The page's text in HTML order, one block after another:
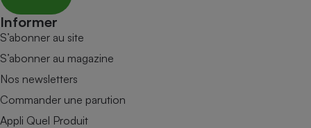
Informer
S’abonner au site
S’abonner au magazine
Nos newsletters
Commander une parution
Appli Quel Produit